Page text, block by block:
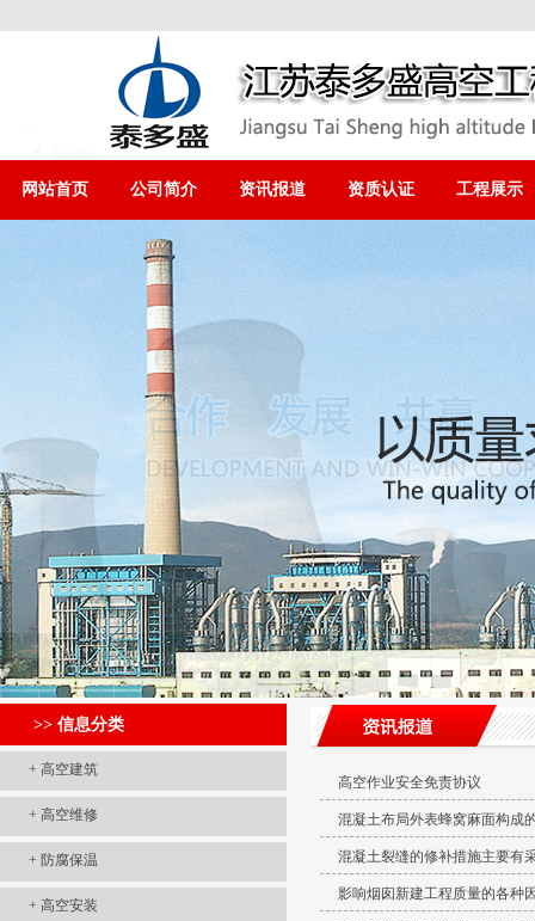
网站首页 公司简介 资讯报道 资质认证 工程展示
>> 信息分类
+ 高空建筑
+ 高空维修
+ 防腐保温
+ 高空安装
高空作业安全免责协议
混凝土布局外表蜂窝麻面构成
混凝土裂缝的修补措施主要有
影响烟囱新建工程质量的各种